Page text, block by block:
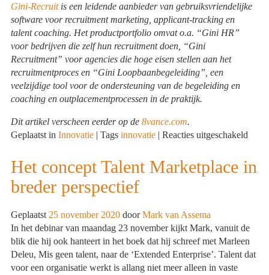
Gini-Recruitis een leidende aanbieder van gebruiksvriendelijke
software voor recruitment marketing, applicant-tracking en
talent coaching. Het productportfolio omvat o.a. “Gini HR”
voor bedrijven die zelf hun recruitment doen, “Gini
Recruitment” voor agencies die hoge eisen stellen aan het
recruitmentproces en “Gini Loopbaanbegeleiding”, een
veelzijdige tool voor de ondersteuning van de begeleiding en
coaching en outplacementprocessen in de praktijk.
Dit artikel verscheen eerder op de8vance.com.
Geplaatst in Innovatie | Tags innovatie | Reacties uitgeschakeld
Het concept Talent Marketplace in
breder perspectief
Geplaatst 25 november 2020 door Mark van Assema
In het debinar van maandag 23 november kijkt Mark, vanuit de
blik die hij ook hanteert in het boek dat hij schreef met Marleen
Deleu, Mis geen talent, naar de ‘Extended Enterprise’. Talent dat
voor een organisatie werkt is allang niet meer alleen in vaste